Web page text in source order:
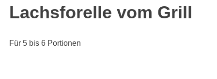
Lachsforelle vom Grill
Für 5 bis 6 Portionen